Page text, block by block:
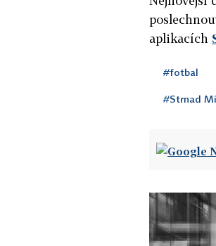
aplikacích
#fotbal
#Strnad